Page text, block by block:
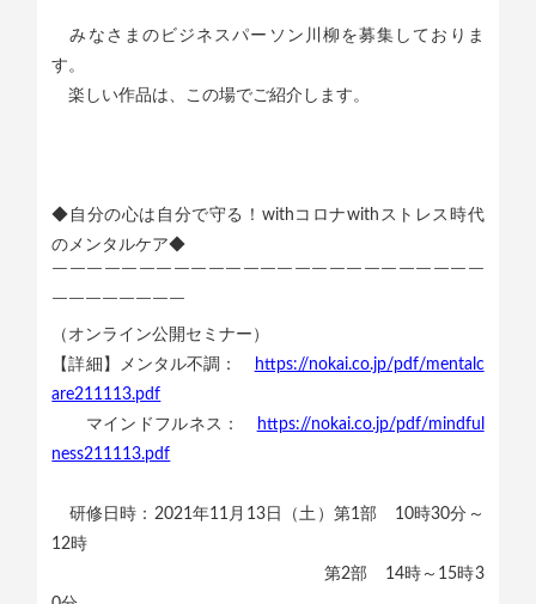
みなさまのビジネスパーソン川柳を募集しておりま
す。
楽しい作品は、この場でご紹介します。
◆自分の心は自分で守る！withコロナwithストレス時代
のメンタルケア◆
￣￣￣￣￣￣￣￣￣￣￣￣￣￣￣￣￣￣￣￣￣￣￣￣￣
￣￣￣￣￣￣￣￣
（オンライン公開セミナー）
【詳細】メンタル不調：
https://nokai.co.jp/pdf/mentalc
are211113.pdf
マインドフルネス：
https://nokai.co.jp/pdf/mindful
ness211113.pdf
研修日時：2021年11月13日（土）第1部 10時30分～
12時
第2部 14時～15時3